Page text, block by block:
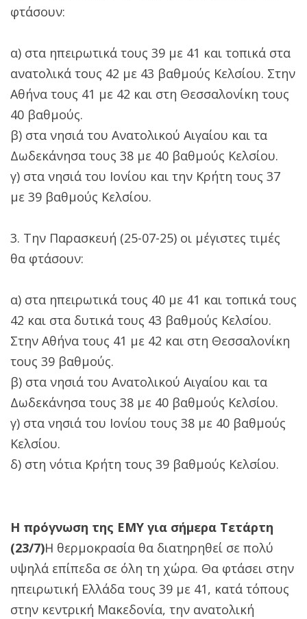
φτάσουν:
α) στα ηπειρωτικά τους 39 με 41 και τοπικά στα
ανατολικά τους 42 με 43 βαθμούς Κελσίου. Στην
Αθήνα τους 41 με 42 και στη Θεσσαλονίκη τους
40 βαθμούς.
β) στα νησιά του Ανατολικού Αιγαίου και τα
Δωδεκάνησα τους 38 με 40 βαθμούς Κελσίου.
γ) στα νησιά του Ιονίου και την Κρήτη τους 37
με 39 βαθμούς Κελσίου.
3. Την Παρασκευή (25-07-25) οι μέγιστες τιμές
θα φτάσουν:
α) στα ηπειρωτικά τους 40 με 41 και τοπικά τους
42 και στα δυτικά τους 43 βαθμούς Κελσίου.
Στην Αθήνα τους 41 με 42 και στη Θεσσαλονίκη
τους 39 βαθμούς.
β) στα νησιά του Ανατολικού Αιγαίου και τα
Δωδεκάνησα τους 38 με 40 βαθμούς Κελσίου.
γ) στα νησιά του Ιονίου τους 38 με 40 βαθμούς
Κελσίου.
δ) στη νότια Κρήτη τους 39 βαθμούς Κελσίου.
Η πρόγνωση της ΕΜΥ για σήμερα Τετάρτη
(23/7)Η θερμοκρασία θα διατηρηθεί σε πολύ
υψηλά επίπεδα σε όλη τη χώρα. Θα φτάσει στην
ηπειρωτική Ελλάδα τους 39 με 41, κατά τόπους
στην κεντρική Μακεδονία, την ανατολική